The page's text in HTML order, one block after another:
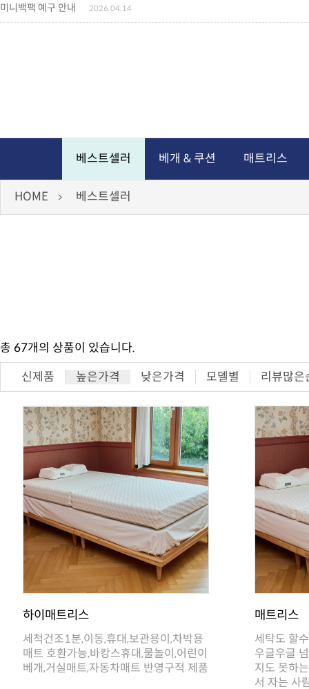
미니백팩 예구 안내 2026.04.14
독서쿠션 배송안내 2026.07.18
베스트셀러 베개 & 쿠션 매트리스
HOME 베스트셀러
총 67개의 상품이 있습니다.
신제품
높은가격 낮은가격 모델별 리뷰많은
하이매트리스
베개,거실매트,자동차매트 반영구적 제품
매트리스